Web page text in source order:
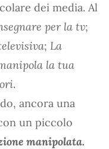
dei media. Al
per la tv;
; La
la tua
.
ancora una
un piccolo
manipolata.